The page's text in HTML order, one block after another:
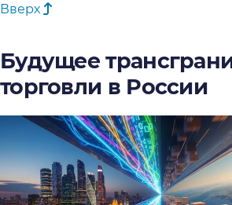
Вверх
Будущее
торговли в России